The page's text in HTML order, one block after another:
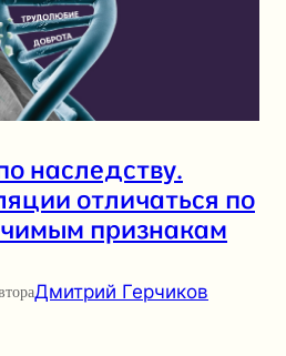
наследству.
отличаться по
признакам
Дмитрий Герчиков